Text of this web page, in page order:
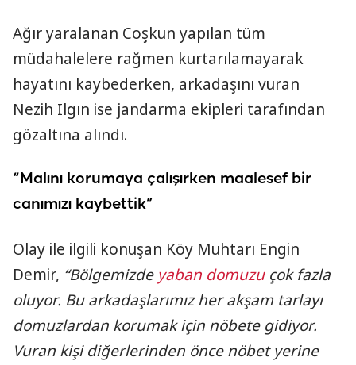
Ağır yaralanan Coşkun yapılan tüm
müdahalelere rağmen kurtarılamayarak
hayatını kaybederken, arkadaşını vuran
Nezih Ilgın ise jandarma ekipleri tarafından
gözaltına alındı.
“Malını korumaya çalışırken maalesef bir
canımızı kaybettik”
Olay ile ilgili konuşan Köy Muhtarı Engin
Demir, “Bölgemizde yaban domuzuçok fazla
oluyor. Bu arkadaşlarımız her akşam tarlayı
domuzlardan korumak için nöbete gidiyor.
Vuran kişi diğerlerinden önce nöbet yerine